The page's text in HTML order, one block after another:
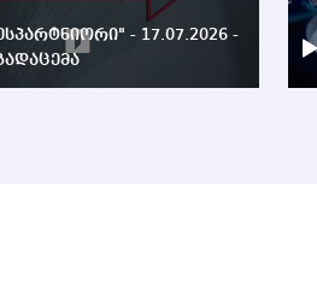
- 17.07.2026 -